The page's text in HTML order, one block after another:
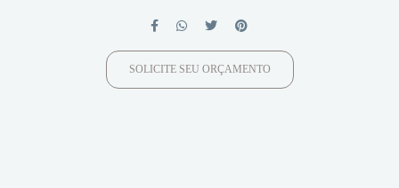
SOLICITE SEU ORÇAMENTO